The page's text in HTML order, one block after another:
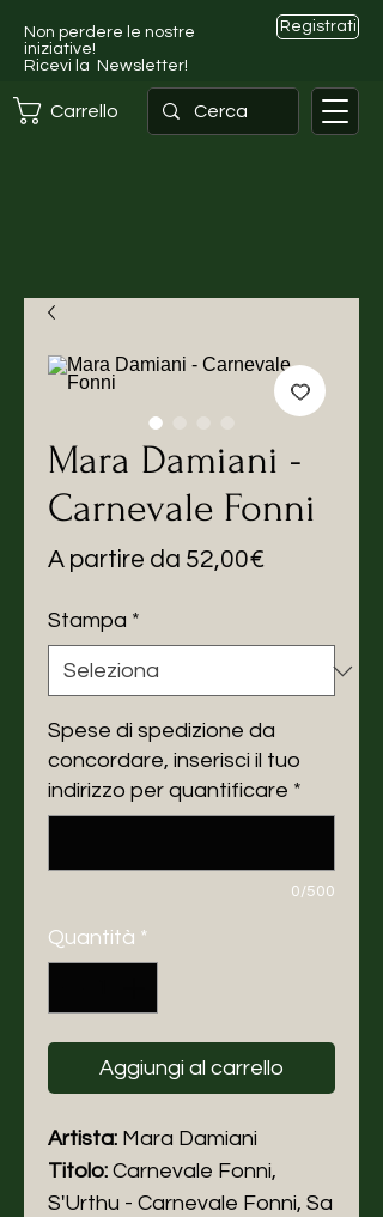
Non perdere le nostre
iniziative!
Ricevi la Newsletter!
Registrati
Carrello
Mara Damiani -
Carnevale Fonni
A partire da 52,00€
Stampa *
Spese di spedizione da
concordare, inserisci il tuo
indirizzo per quantificare *
0/500
Quantità *
Aggiungi al carrello
Artista: Mara Damiani
Titolo: Carnevale Fonni,
S'Urthu - Carnevale Fonni, Sa